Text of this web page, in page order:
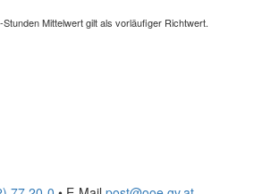
Mittelwert gilt als vorläufiger Richtwert.